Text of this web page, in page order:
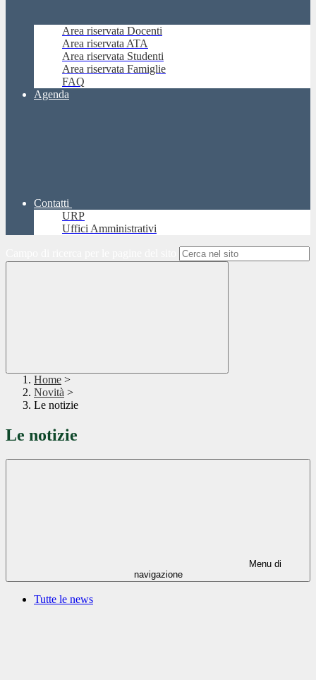
Area riservata Docenti
Area riservata ATA
Area riservata Studenti
Area riservata Famiglie
FAQ
Agenda
Contatti
URP
Uffici Amministrativi
Home >
Novità >
Le notizie
Le notizie
Menu di
navigazione
Tutte le news